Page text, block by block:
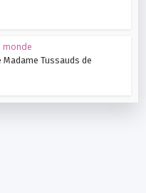
monde
Tussauds de